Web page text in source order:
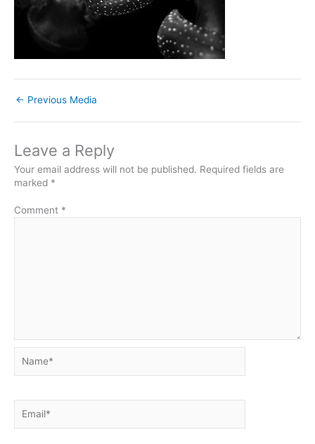
← Previous Media
Leave a Reply
Your email address will not be published. Required fields are
marked *
Comment *